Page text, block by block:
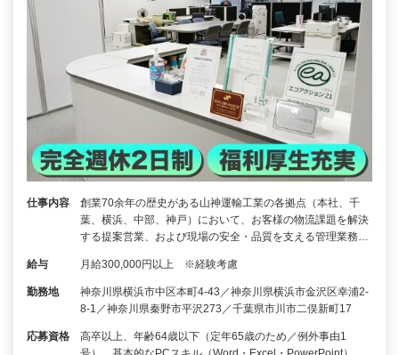
仕事内容
創業70余年の歴史がある山神運輸工業の各拠点（本社、千
葉、横浜、中部、神戸）において、お客様の物流課題を解決
する提案営業、および現場の安全・品質を支える管理業務…
給与 月給300,000円以上 ※経験考慮
勤務地
神奈川県横浜市中区本町4-43／神奈川県横浜市金沢区幸浦2-
8-1／神奈川県秦野市平沢273／千葉県市川市二俣新町17
応募資格
高卒以上、年齢64歳以下（定年65歳のため／例外事由1